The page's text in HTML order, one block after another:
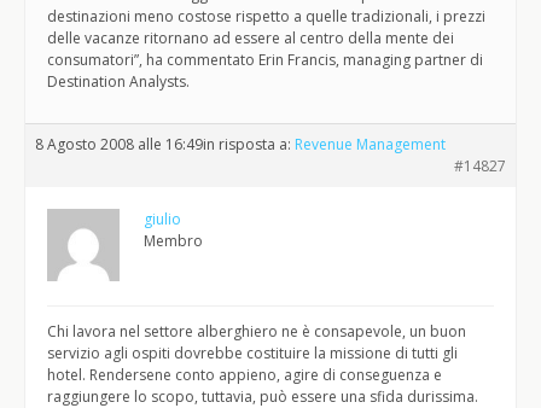
destinazioni meno costose rispetto a quelle tradizionali, i prezzi
delle vacanze ritornano ad essere al centro della mente dei
consumatori”, ha commentato Erin Francis, managing partner di
Destination Analysts.
8 Agosto 2008 alle 16:49in risposta a: Revenue Management
#14827
giulio
Membro
Chi lavora nel settore alberghiero ne è consapevole, un buon
servizio agli ospiti dovrebbe costituire la missione di tutti gli
hotel. Rendersene conto appieno, agire di conseguenza e
raggiungere lo scopo, tuttavia, può essere una sfida durissima.